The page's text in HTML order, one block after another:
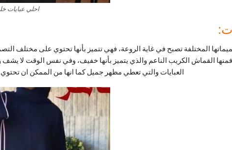
احلي عبايات
المختلفة تصبح في غاية الروعة، فهي تتميز بأنها تحتوي على مختلف
فمنها القماش الكريب الناعم والذي يتميز بأنها خفيف، وفي نفس الوقت
العبايات والتي تعطي مظهر جميل كما انها من الممكن ان تحتوي